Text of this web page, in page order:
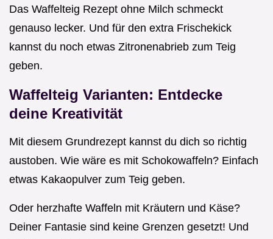
Das Waffelteig Rezept ohne Milch schmeckt
genauso lecker. Und für den extra Frischekick
kannst du noch etwas Zitronenabrieb zum Teig
geben.
Waffelteig Varianten: Entdecke
deine Kreativität
Mit diesem Grundrezept kannst du dich so richtig
austoben. Wie wäre es mit Schokowaffeln? Einfach
etwas Kakaopulver zum Teig geben.
Oder herzhafte Waffeln mit Kräutern und Käse?
Deiner Fantasie sind keine Grenzen gesetzt! Und